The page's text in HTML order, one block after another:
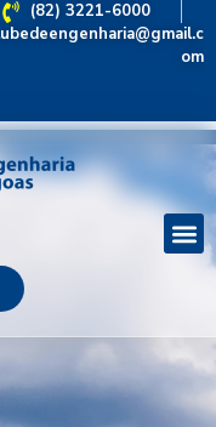
(82) 3221-6000
om